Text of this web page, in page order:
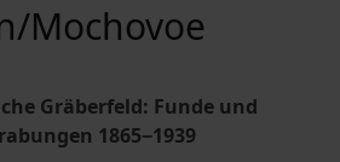
Mochovoe
Gräberfeld: Funde und
1865−1939